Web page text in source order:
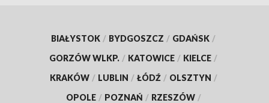
BIAŁYSTOK / BYDGOSZCZ / GDAŃSK /
GORZÓW WLKP. / KATOWICE / KIELCE /
KRAKÓW / LUBLIN / ŁÓDŹ / OLSZTYN /
OPOLE / POZNAŃ / RZESZÓW /